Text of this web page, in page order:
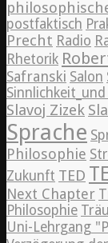
postfaktisch
Precht Radio
Rhetorik
Safranski Salon
Slavoj Zizek
Sprache
Philosophie
Zukunft TED
Next Chapter
Philosophie
Uni-Lehrgang